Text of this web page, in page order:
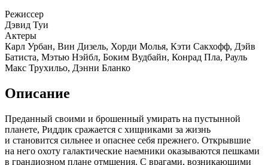
Режиссер
Дэвид Туи
Актеры
Карл Урбан, Вин Дизель, Хорди Молья, Кэти Сакхофф, Дэйв
Батиста, Мэтью Нэйбл, Боким Вудбайн, Конрад Пла, Рауль
Макс Трухильо, Дэнни Бланко
Описание
Преданный своими и брошенный умирать на пустынной
планете, Риддик сражается с хищниками за жизнь
и становится сильнее и опаснее себя прежнего. Открывшие
на него охоту галактические наемники оказываются пешками
в грандиозном плане отмщения. С врагами, возникающими